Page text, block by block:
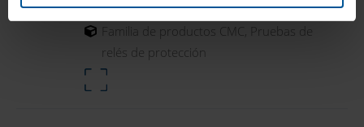
México (Mexico City)
Familia de productos CMC , Pruebas de
relés de protección